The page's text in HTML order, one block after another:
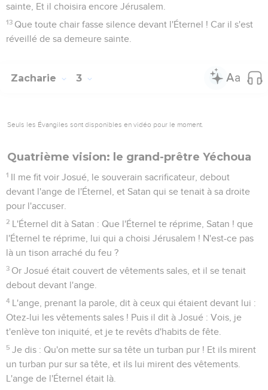
sainte, Et il choisira encore Jérusalem.
13 Que toute chair fasse silence devant l'Éternel ! Car il s'est
réveillé de sa demeure sainte.
Zacharie 3
Seuls les Évangiles sont disponibles en vidéo pour le moment.
Quatrième vision: le grand-prêtre Yéchoua
1 Il me fit voir Josué, le souverain sacrificateur, debout
devant l'ange de l'Éternel, et Satan qui se tenait à sa droite
pour l'accuser.
2 L'Éternel dit à Satan : Que l'Éternel te réprime, Satan ! que
l'Éternel te réprime, lui qui a choisi Jérusalem ! N'est-ce pas
là un tison arraché du feu ?
3 Or Josué était couvert de vêtements sales, et il se tenait
debout devant l'ange.
4 L'ange, prenant la parole, dit à ceux qui étaient devant lui :
Otez-lui les vêtements sales ! Puis il dit à Josué : Vois, je
t'enlève ton iniquité, et je te revêts d'habits de fête.
5 Je dis : Qu'on mette sur sa tête un turban pur ! Et ils mirent
un turban pur sur sa tête, et ils lui mirent des vêtements.
L'ange de l'Éternel était là.